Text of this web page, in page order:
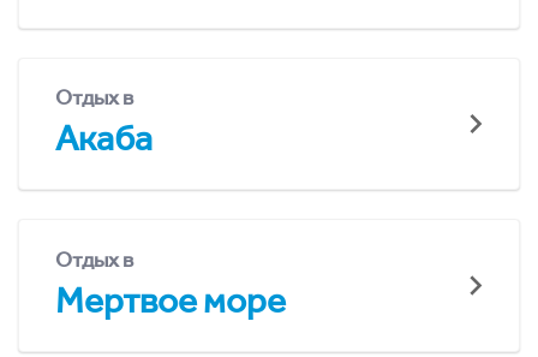
Отдых в
Акаба
Отдых в
Мертвое море